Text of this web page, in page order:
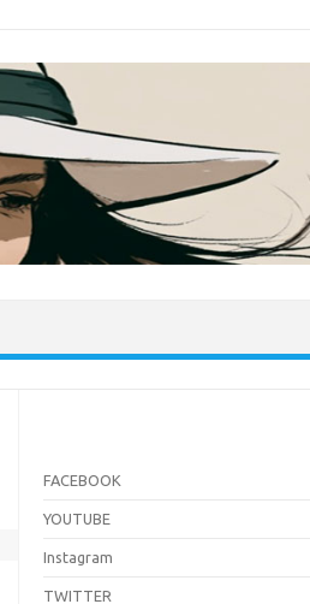
FACEBOOK
YOUTUBE
Instagram
TWITTER